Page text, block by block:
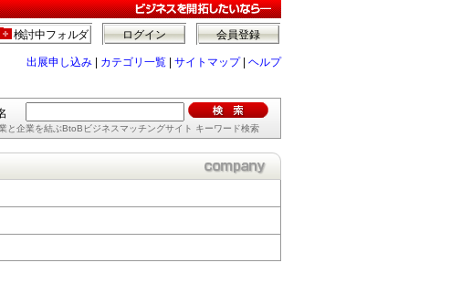
会員登録
ログイン
検討中フォルダ
出展申し込み カテゴリ一覧 サイトマップ| ヘルプ
と企業を結ぶBtoBビジネスマッチングサイト キーワード検索